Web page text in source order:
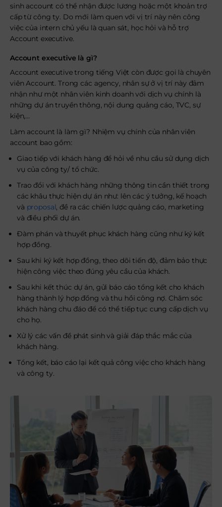
sinh account có thể nhận được lương hoặc một khoản trợ
cấp từ công ty. Do mới làm quen với vị trí này nên công
việc của intern chủ yếu là quan sát, học hỏi và hỗ trợ
Account executive.
Account executive là gì?
Account executive trong tiếng Việt còn được gọi là chuyên
viên Account. Trong các agency, nhân sự ở vị trí này đảm
nhận như một nhân viên kinh doanh với dịch vụ chính là
những dự án truyền thông, nội dung quảng cáo, TVC, sự
kiện,…
Làm account là làm gì? Nhiệm vụ chính của nhân viên
account bao gồm:
Giao tiếp với khách hàng để hỏi về nhu cầu sử dụng dịch
vụ của công ty/ tổ chức.
Trao đổi với khách hàng những thông tin cần thiết trong
các khâu thực hiện dự án như: lên các ý tưởng, kế hoạch
và proposal, đề ra các chiến lược quảng cáo, marketing
và điều phối dự án.
Đàm phán và thuyết phục khách hàng cũng như ký kết
hợp đồng.
Sau khi ký kết hợp đồng, theo dõi tiến độ, đảm bảo thực
hiện công việc theo đúng yêu cầu của khách.
Sau khi kết thúc dự án, gửi báo cáo tổng kết cho khách
hàng thành lý hợp đồng và thu hồi công nợ. Chăm sóc
khách hàng chu đáo để có thể tiếp tục cung cấp dịch vụ
cho họ.
Xử lý các vấn đề phát sinh và giải đáp thắc mắc của
khách hàng.
Tổng kết, báo cáo lại kết quả công việc cho khách hàng
và công ty.